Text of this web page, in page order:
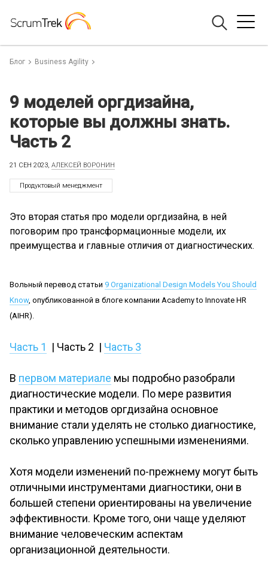
Блог Business Agility
9 моделей оргдизайна,
которые вы должны знать.
Часть 2
21 СЕН 2023, АЛЕКСЕЙ ВОРОНИН
Продуктовый менеджмент
Это вторая статья про модели оргдизайна, в ней
поговорим про трансформационные модели, их
преимущества и главные отличия от диагностических.
Вольный перевод статьи 9 Organizational Design Models You Should
Know, опубликованной в блоге компании Academy to Innovate HR
(AIHR).
Часть 1 | Часть 2 | Часть 3
В первом материале мы подробно разобрали
диагностические модели. По мере развития
практики и методов оргдизайна основное
внимание стали уделять не столько диагностике,
сколько управлению успешными изменениями.
Хотя модели изменений по-прежнему могут быть
отличными инструментами диагностики, они в
большей степени ориентированы на увеличение
эффективности. Кроме того, они чаще уделяют
внимание человеческим аспектам
организационной деятельности.